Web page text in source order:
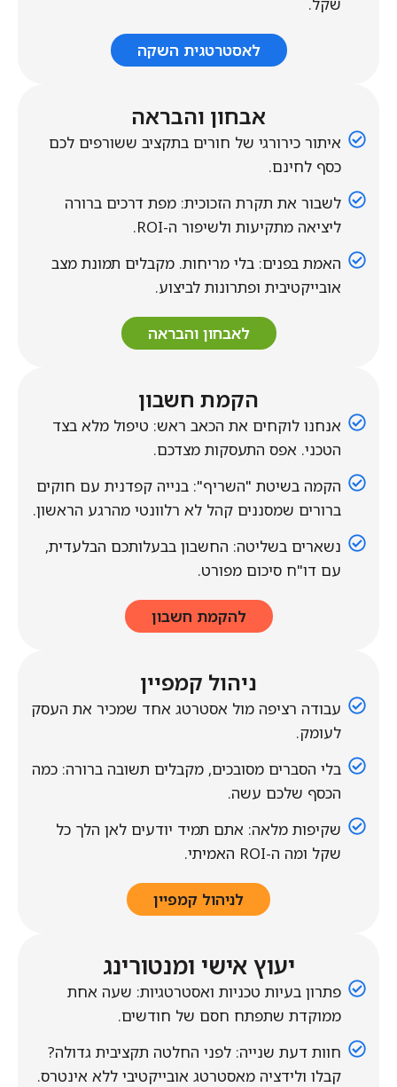
לאסטרטגית השקה
אבחון והבראה
איתור כירורגי של חורים בתקציב ששורפים לכם
כסף לחינם.
לשבור את תקרת הזכוכית: מפת דרכים ברורה
ליציאה מתקיעות ולשיפור ה-ROI.
האמת בפנים: בלי מריחות. מקבלים תמונת מצב
אובייקטיבית ופתרונות לביצוע.
לאבחון והבראה
הקמת חשבון​
אנחנו לוקחים את הכאב ראש: טיפול מלא בצד
הטכני. אפס התעסקות מצדכם.
הקמה בשיטת "השריף": בנייה קפדנית עם חוקים
ברורים שמסננים קהל לא רלוונטי מהרגע הראשון.
נשארים בשליטה: החשבון בבעלותכם הבלעדית,
עם דו"ח סיכום מפורט.
להקמת חשבון
ניהול קמפיין
עבודה רציפה מול אסטרטג אחד שמכיר את העסק
לעומק.
בלי הסברים מסובכים, מקבלים תשובה ברורה: כמה
הכסף שלכם עשה.
שקיפות מלאה: אתם תמיד יודעים לאן הלך כל
שקל ומה ה-ROI האמיתי.
לניהול קמפיין
יעוץ אישי ומנטורינג
פתרון בעיות טכניות ואסטרטגיות: שעה אחת
ממוקדת שתפתח חסם של חודשים.
חוות דעת שנייה: לפני החלטה תקציבית גדולה?
קבלו ולידציה מאסטרטג אובייקטיבי ללא אינטרס.